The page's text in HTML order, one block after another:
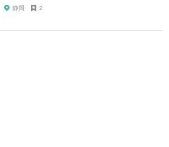
静岡 2